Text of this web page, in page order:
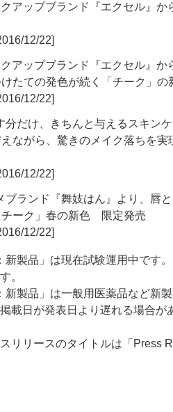
アップブランド『エクセル』
12/22]
アップブランド『エクセル』
たての発色が続く「チーク」の
12/22]
分だけ、きちんと与えるスキン
ながら、驚きのメイク落ちを実
12/22]
ブランド『舞妓はん』より、唇
チーク」春の新色 限定発売
12/22]
製品」は現在試験運用中です。
。
新製品」は一般用医薬品など新
載日が発表日より遅れる場合が
リリースのタイトルは「Press